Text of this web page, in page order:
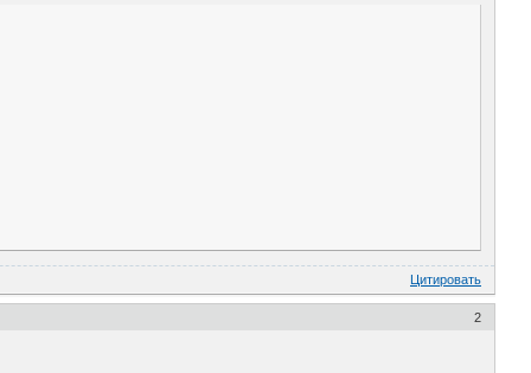
Цитировать
2